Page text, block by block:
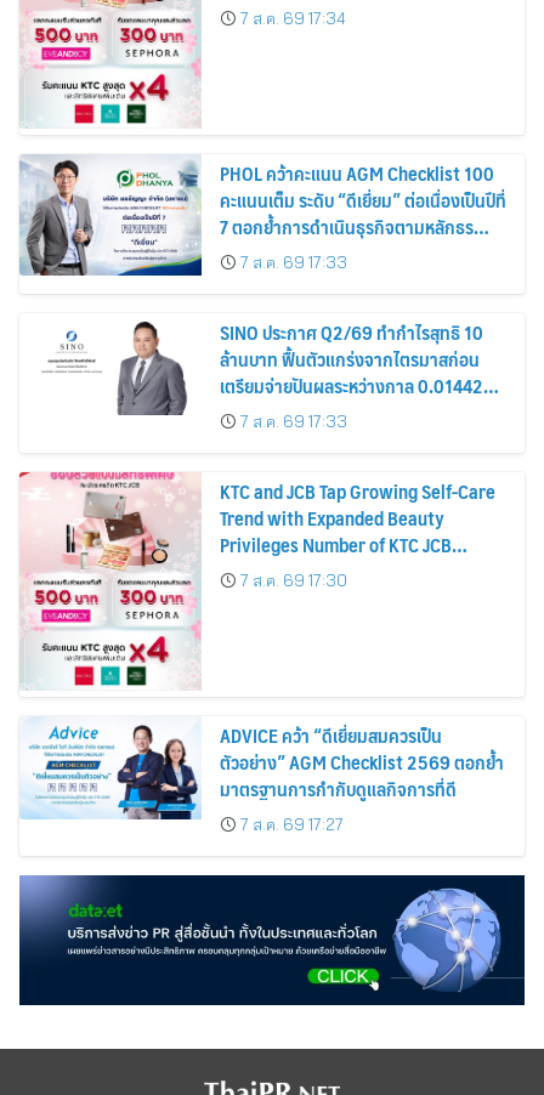
7 ส.ค. 69 17:34
PHOL คว้าคะแนน AGM Checklist 100
คะแนนเต็ม ระดับ “ดีเยี่ยม” ต่อเนื่องเป็นปีที่
7 ตอกย้ำการดำเนินธุรกิจตามหลักธร
รมาภิบาล โปร่งใส สร้างความเชื่อมั่นผู้ถือ
หุ้น
7 ส.ค. 69 17:33
SINO ประกาศ Q2/69 ทำกำไรสุทธิ 10
ล้านบาท ฟื้นตัวแกร่งจากไตรมาสก่อน
เตรียมจ่ายปันผลระหว่างกาล 0.014423
บาทต่อหุ้น ครึ่งปีหลังมุ่งเติบโตต่อเนื่อง
7 ส.ค. 69 17:33
KTC and JCB Tap Growing Self-Care
Trend with Expanded Beauty
Privileges Number of KTC JCB
Cardmembers Spending on
Cosmetics Rises 26%
7 ส.ค. 69 17:30
ADVICE คว้า “ดีเยี่ยมสมควรเป็น
ตัวอย่าง” AGM Checklist 2569 ตอกย้ำ
มาตรฐานการกำกับดูแลกิจการที่ดี
7 ส.ค. 69 17:27